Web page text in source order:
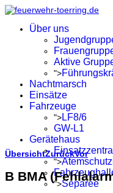
Über uns
Aktive
">
Nachtmarsch
Einsätze
Fahrzeuge
">LF8/6
GW-L1
Gerätehaus
">
">Separée
ÜbersichtZurückVor
B BMA